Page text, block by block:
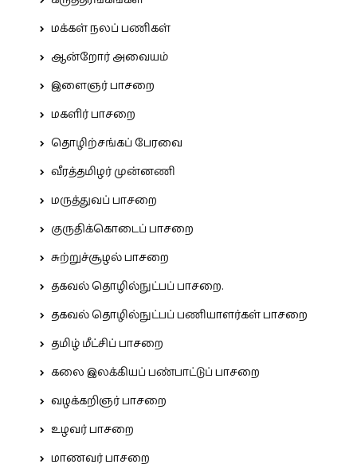
மக்கள் நலப் பணிகள்
ஆன்றோர் அவையம்
இளைஞர் பாசறை
மகளிர் பாசறை
தொழிற்சங்கப் பேரவை
வீரத்தமிழர் முன்னணி
மருத்துவப் பாசறை
குருதிக்கொடைப் பாசறை
சுற்றுச்சூழல் பாசறை
தகவல் தொழில்நுட்பப் பாசறை.
தகவல் தொழில்நுட்பப் பணியாளர்கள் பாசறை
தமிழ் மீட்சிப் பாசறை
கலை இலக்கியப் பண்பாட்டுப் பாசறை
வழக்கறிஞர் பாசறை
உழவர் பாசறை
மாணவர் பாசறை